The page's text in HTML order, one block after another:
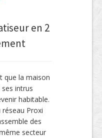
en 2
que la maison
intrus
habitable.
Proxi
des
secteur